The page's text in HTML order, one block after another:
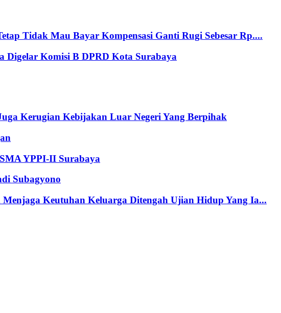
Tidak Mau Bayar Kompensasi Ganti Rugi Sebesar Rp....
Digelar Komisi B DPRD Kota Surabaya
Kerugian Kebijakan Luar Negeri Yang Berpihak
YPPI-II Surabaya
Subagyono
Keutuhan Keluarga Ditengah Ujian Hidup Yang Ia...